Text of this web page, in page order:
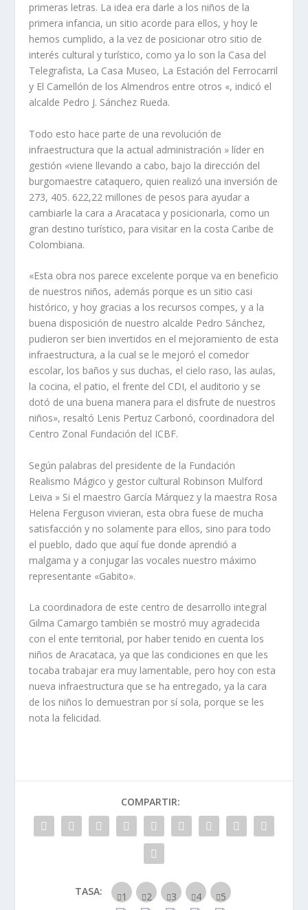
primeras letras. La idea era darle a los niños de la
primera infancia, un sitio acorde para ellos, y hoy le
hemos cumplido, a la vez de posicionar otro sitio de
interés cultural y turístico, como ya lo son la Casa del
Telegrafista, La Casa Museo, La Estación del Ferrocarril
y El Camellón de los Almendros entre otros «, indicó el
alcalde Pedro J. Sánchez Rueda.
Todo esto hace parte de una revolución de
infraestructura que la actual administración » líder en
gestión «viene llevando a cabo, bajo la dirección del
burgomaestre cataquero, quien realizó una inversión de
273, 405. 622,22 millones de pesos para ayudar a
cambiarle la cara a Aracataca y posicionarla, como un
gran destino turístico, para visitar en la costa Caribe de
Colombiana.
«Esta obra nos parece excelente porque va en beneficio
de nuestros niños, además porque es un sitio casi
histórico, y hoy gracias a los recursos compes, y a la
buena disposición de nuestro alcalde Pedro Sánchez,
pudieron ser bien invertidos en el mejoramiento de esta
infraestructura, a la cual se le mejoró el comedor
escolar, los baños y sus duchas, el cielo raso, las aulas,
la cocina, el patio, el frente del CDI, el auditorio y se
dotó de una buena manera para el disfrute de nuestros
niños», resaltó Lenis Pertuz Carbonó, coordinadora del
Centro Zonal Fundación del ICBF.
Según palabras del presidente de la Fundación
Realismo Mágico y gestor cultural Robinson Mulford
Leiva » Si el maestro García Márquez y la maestra Rosa
Helena Ferguson vivieran, esta obra fuese de mucha
satisfacción y no solamente para ellos, sino para todo
el pueblo, dado que aquí fue donde aprendió a
malgama y a conjugar las vocales nuestro máximo
representante «Gabito».
La coordinadora de este centro de desarrollo integral
Gilma Camargo también se mostró muy agradecida
con el ente territorial, por haber tenido en cuenta los
niños de Aracataca, ya que las condiciones en que les
tocaba trabajar era muy lamentable, pero hoy con esta
nueva infraestructura que se ha entregado, ya la cara
de los niños lo demuestran por sí sola, porque se les
nota la felicidad.
COMPARTIR:
TASA: